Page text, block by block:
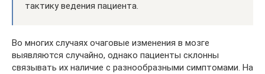
тактику ведения пациента.
Во многих случаях очаговые изменения в мозге
выявляются случайно, однако пациенты склонны
связывать их наличие с разнообразными симптомами. На